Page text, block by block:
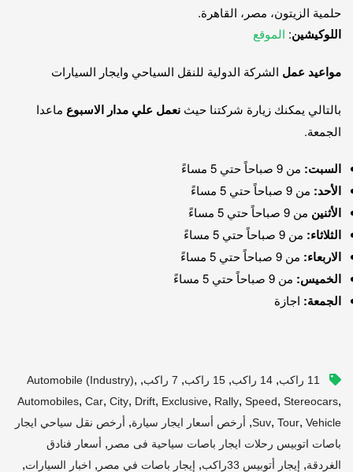
حلمية الزيتون، مصر، القاهرة.
اللوكيشين: الموقع
مواعيد عمل الشركة الدولية للنقل السياحي وايجار السيارات
بالتالي يمكنك زيارة شركتنا حيث نعمل علي مدار الاسبوع ماعدا
الجمعة.
السبت: من 9 صباحاً حتي 5 مساءً
الأحد: من 9 صباحاً حتي 5 مساءً
الأثنين من 9 صباحاً حتي 5 مساءً
الثلاثاء: من 9 صباحاً حتي 5 مساءً
الاربعاء: من 9 صباحاً حتي 5 مساءً
الخميس: من 9 صباحاً حتي 5 مساءً
الجمعة: اجازة
11 راكب , 14 راكب , 15 راكب , 7 راكب ,
Automobile (industry),
Automobiles, Car, City, Drift, Exclusive, Rally, Speed, Stereocars,
Suv, Tour, Vehicle
, أرخص أسعار ايجار سيارة, أرخص نقل سياحي ايجار
باصات اتوبيس رحلات ايجار باصات سياحية فى مصر , أسعار فنادق
الغردقة, إيجار أتوبيس 33راكب , إيجار باصات في مصر , اخبار السيارات,